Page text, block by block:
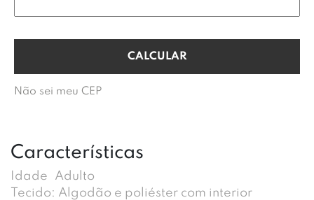
Não sei meu CEP
Características
Idade
Adulto
Tecido: Algodão e poliéster com interior